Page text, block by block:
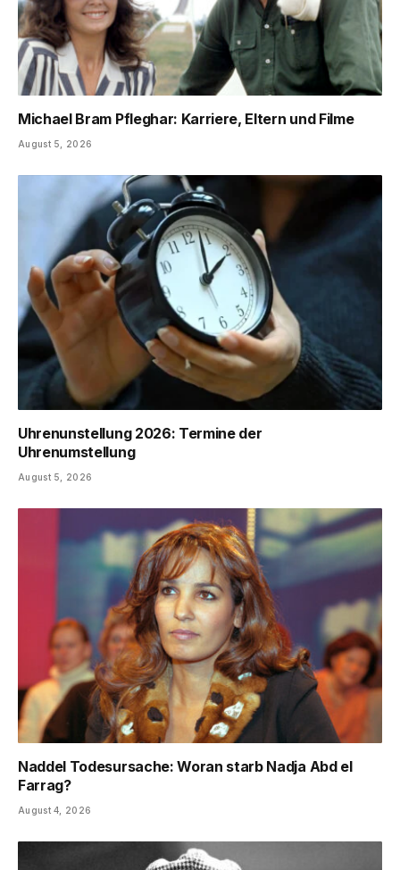
Michael Bram Pfleghar: Karriere, Eltern und Filme
August 5, 2026
Uhrenunstellung 2026: Termine der
Uhrenumstellung
August 5, 2026
Naddel Todesursache: Woran starb Nadja Abd el
Farrag?
August 4, 2026